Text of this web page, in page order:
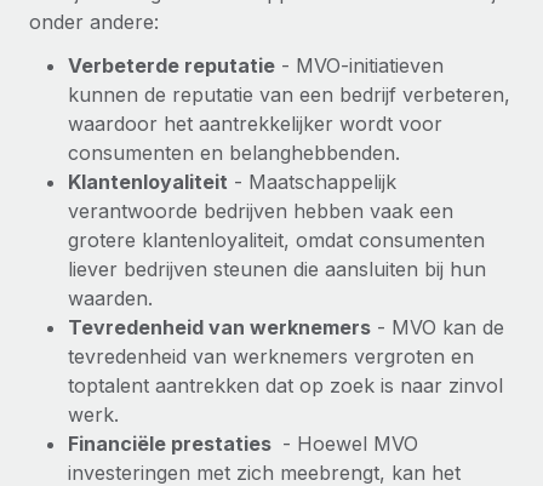
onder andere:
Verbeterde reputatie - MVO-initiatieven
kunnen de reputatie van een bedrijf verbeteren,
waardoor het aantrekkelijker wordt voor
consumenten en belanghebbenden.
Klantenloyaliteit - Maatschappelijk
verantwoorde bedrijven hebben vaak een
grotere klantenloyaliteit, omdat consumenten
liever bedrijven steunen die aansluiten bij hun
waarden.
Tevredenheid van werknemers - MVO kan de
tevredenheid van werknemers vergroten en
toptalent aantrekken dat op zoek is naar zinvol
werk.
Financiële prestaties - Hoewel MVO
investeringen met zich meebrengt, kan het